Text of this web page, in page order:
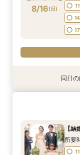
8/16(日)
8/16(日)
【
8/16(日)
【
8/16(日)
8/16(日)
【
同日
【
所要